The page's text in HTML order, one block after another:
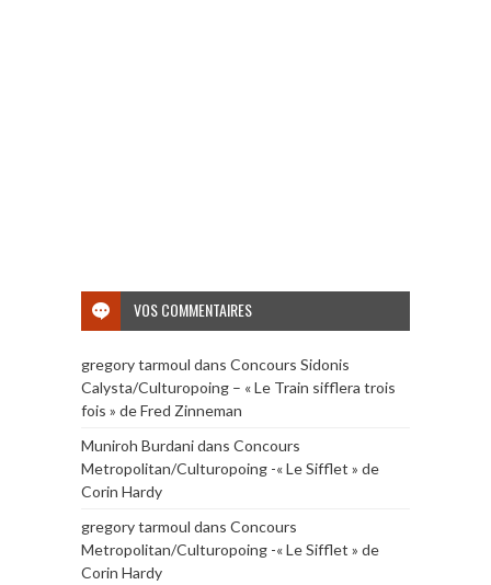
VOS COMMENTAIRES
gregory tarmoul dans Concours Sidonis
Calysta/Culturopoing – « Le Train sifflera trois
fois » de Fred Zinneman
Muniroh Burdanidans Concours
Metropolitan/Culturopoing -« Le Sifflet » de
Corin Hardy
gregory tarmoul dans Concours
Metropolitan/Culturopoing -« Le Sifflet » de
Corin Hardy